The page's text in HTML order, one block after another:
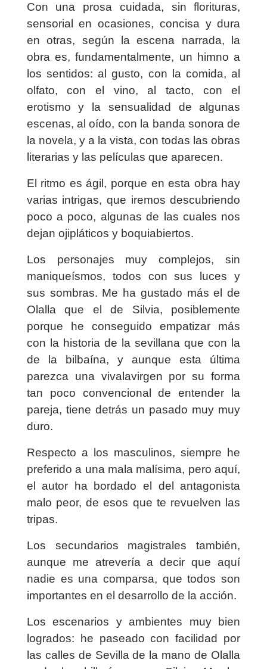
Con una prosa cuidada, sin florituras,
sensorial en ocasiones, concisa y dura
en otras, según la escena narrada, la
obra es, fundamentalmente, un himno a
los sentidos: al gusto, con la comida, al
olfato, con el vino, al tacto, con el
erotismo y la sensualidad de algunas
escenas, al oído, con la banda sonora de
la novela, y a la vista, con todas las obras
literarias y las películas que aparecen.
El ritmo es ágil, porque en esta obra hay
varias intrigas, que iremos descubriendo
poco a poco, algunas de las cuales nos
dejan ojipláticos y boquiabiertos.
Los personajes muy complejos, sin
maniqueísmos, todos con sus luces y
sus sombras. Me ha gustado más el de
Olalla que el de Silvia, posiblemente
porque he conseguido empatizar más
con la historia de la sevillana que con la
de la bilbaína, y aunque esta última
parezca una vivalavirgen por su forma
tan poco convencional de entender la
pareja, tiene detrás un pasado muy muy
duro.
Respecto a los masculinos, siempre he
preferido a una mala malísima, pero aquí,
el autor ha bordado el del antagonista
malo peor, de esos que te revuelven las
tripas.
Los secundarios magistrales también,
aunque me atrevería a decir que aquí
nadie es una comparsa, que todos son
importantes en el desarrollo de la acción.
Los escenarios y ambientes muy bien
logrados: he paseado con facilidad por
las calles de Sevilla de la mano de Olalla